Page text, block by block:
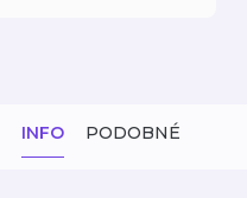
INFO PODOBNÉ